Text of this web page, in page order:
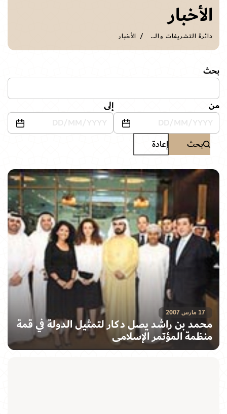
الأخبار
دائرة التشريفات والضيافة الأخبار
بحث
من إلى
بحث إعادة
17 مارس 2007
محمد بن راشد يصل دكار لتمثيل الدولة في قمة
منظمة المؤتمر الإسلامي